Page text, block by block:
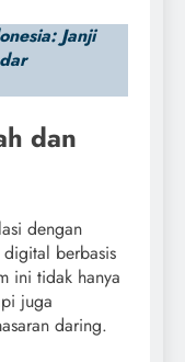
Janji
dan
dengan
berbasis
ini tidak hanya
juga
daring.